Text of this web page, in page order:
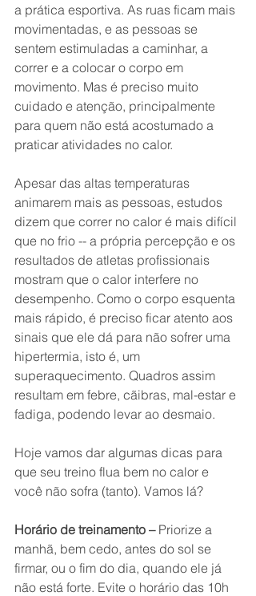
a prática esportiva. As ruas ficam mais
movimentadas, e as pessoas se
sentem estimuladas a caminhar, a
correr e a colocar o corpo em
movimento. Mas é preciso muito
cuidado e atenção, principalmente
para quem não está acostumado a
praticar atividades no calor.
Apesar das altas temperaturas
animarem mais as pessoas, estudos
dizem que correr no calor é mais difícil
que no frio -- a própria percepção e os
resultados de atletas profissionais
mostram que o calor interfere no
desempenho. Como o corpo esquenta
mais rápido, é preciso ficar atento aos
sinais que ele dá para não sofrer uma
hipertermia, isto é, um
superaquecimento. Quadros assim
resultam em febre, cãibras, mal-estar e
fadiga, podendo levar ao desmaio.
Hoje vamos dar algumas dicas para
que seu treino flua bem no calor e
você não sofra (tanto). Vamos lá?
Horário de treinamento – Priorize a
manhã, bem cedo, antes do sol se
firmar, ou o fim do dia, quando ele já
não está forte. Evite o horário das 10h